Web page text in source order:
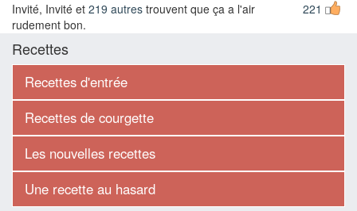
221
Invité, Invité et 219 autres trouvent que ça a l'air
rudement bon.
Recettes
Recettes d'entrée
Recettes de courgette
Les nouvelles recettes
Une recette au hasard